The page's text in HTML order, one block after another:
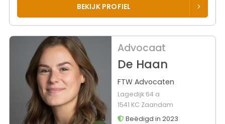
BEKIJK PROFIEL
Advocaat
De Haan
FTW Advocaten
Lagedijk 64 a
1541 KC Zaandam
Beëdigd in 2023